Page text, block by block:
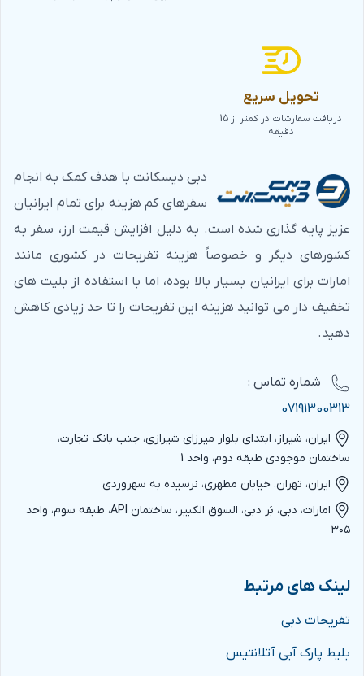
تحویل سریع
دریافت سفارشات در کمتر از 15
دقیقه
دبی دیسکانت با هدف کمک به انجام
سفرهای کم هزینه برای تمام ایرانیان
عزیز پایه گذاری شده است. به دلیل افزایش قیمت ارز، سفر به
کشورهای دیگر و خصوصاً هزینه تفریحات در کشوری مانند
امارات برای ایرانیان بسیار بالا بوده، اما با استفاده از بلیت های
تخفیف دار می توانید هزینه این تفریحات را تا حد زیادی کاهش
دهید.
شماره‌ تماس :
07191300313
ایران، شیراز، ابتدای بلوار میرزای شیرازی، جنب بانک تجارت،
ساختمان موجودی طبقه دوم، واحد 1
ایران، تهران، خیابان مطهری، نرسیده به سهروردی
امارات، دبی، بَر دبی، السوق الکبیر، ساختمان API، طبقه سوم، واحد
۳۰۵
لینک های مرتبط
تفریحات دبی
بلیط پارک آبی آتلانتیس